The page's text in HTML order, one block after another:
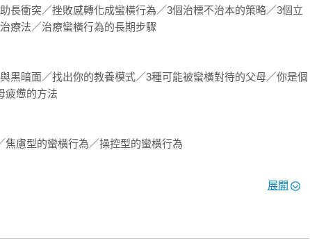
長衝突／挫敗感轉化成蠻橫行為／3個治標不治本的策略／3個立
療法／治療蠻橫行為的長期步驟
黑暗面／找出你的教養模式／3種可能被蠻橫對待的父母／你是個
疲憊的方法
慮型的蠻橫行為／操控型的蠻橫行為
展開